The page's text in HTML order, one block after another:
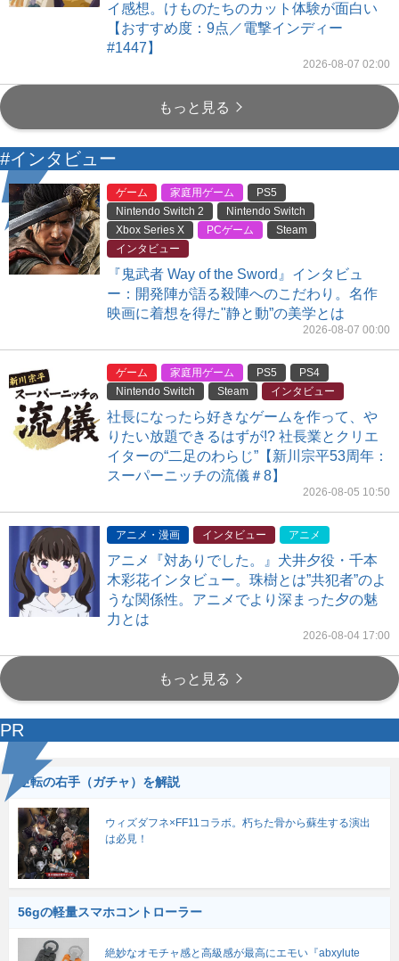
イ感想。けものたちのカット体験が面白い
【おすすめ度：9点／電撃インディー
#1447】
2026-08-07 02:00
もっと見る
#インタビュー
ゲーム 家庭用ゲーム
PS5
Nintendo Switch 2
Nintendo Switch
Xbox Series X
PCゲーム
Steam
インタビュー
『鬼武者 Way of the Sword』インタビュ
ー：開発陣が語る殺陣へのこだわり。名作
映画に着想を得た"静と動”の美学とは
2026-08-07 00:00
ゲーム 家庭用ゲーム PS5
PS4
Nintendo Switch
Steam インタビュー
社長になったら好きなゲームを作って、や
りたい放題できるはずが!? 社長業とクリエ
イターの“二足のわらじ”【新川宗平53周年：
スーパーニッチの流儀＃8】
2026-08-05 10:50
アニメ・漫画 インタビュー アニメ
アニメ『対ありでした。』犬井夕役・千本
木彩花インタビュー。珠樹とは”共犯者”のよ
うな関係性。アニメでより深まった夕の魅
力とは
2026-08-04 17:00
もっと見る
PR
逆転の右手（ガチャ）を解説
ウィズダフネ×FF11コラボ。朽ちた骨から蘇生する演出
は必見！
56gの軽量スマホコントローラー
絶妙なオモチャ感と高級感が最高にエモい『abxylute